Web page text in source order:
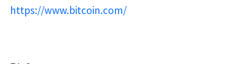
https://www.bitcoin.com/